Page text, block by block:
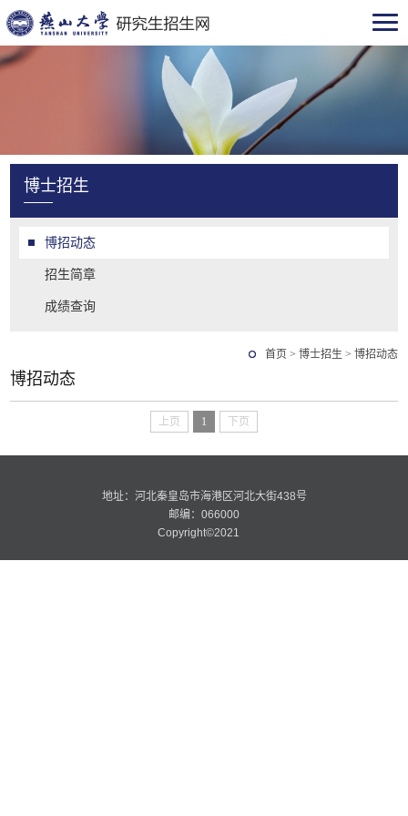
博士招生
博招动态
招生简章
成绩查询
首页 > 博士招生 > 博招动态
博招动态
上页 1 下页
地址：河北秦皇岛市海港区河北大街438号
邮编：066000
Copyright©2021